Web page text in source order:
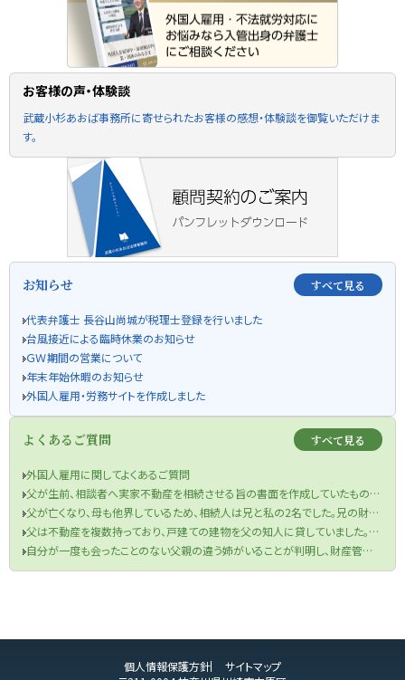
お客様の声・体験談
武蔵小杉あおば事務所に寄せられたお客様の感想・体験談を御覧いただけま
す。
お知らせ すべて見る
代表弁護士 長谷山尚城が税理士登録を行いました
台風接近による臨時休業のお知らせ
ＧＷ期間の営業について
年末年始休暇のお知らせ
外国人雇用・労務サイトを作成しました
よくあるご質問 すべて見る
外国人雇用に関してよくあるご質問
父が生前、相談者へ実家不動産を相続させる旨の書面を作成していたものの、当該書面が遺言書の要件を満たしていなかった件
父が亡くなり、母も他界しているため、相続人は兄と私の2名でした。兄の財産目録を信じて遺産分割協議を行い、半分の金銭を受け取りました。兄が相続税申告も済ませてくれたため、手続きは終了したと思っていました。しかし、先月税務署から、父の口座から兄が1000万円を自分の口座に移していたと判明し、その金額を相続財産に加え、修正申告と追加の相続税を支払うよう求められました。取り分を主張できるのか、また追加の相続税を支払う必要があるのでしょうか？
父は不動産を複数持っており、戸建ての建物を父の知人に貸していました。役所から連絡があり、どうやら半年ほど前に賃借人が亡くなっており、現在、空き家になってしまっているということでした。まずは、賃借人の相続人に連絡をするよう言われましたが、役所は相続人の連絡先を教えてくれませんでした。私は賃借人の方と一度もお会いしたことがなく、相続人ももちろん把握していません。どうすればよいですか？
自分が一度も会ったことのない父親の違う姉がいることが判明し、財産管理能力もないことが分かったのですが、どうしたらよいですか？
個人情報保護方針 サイトマップ